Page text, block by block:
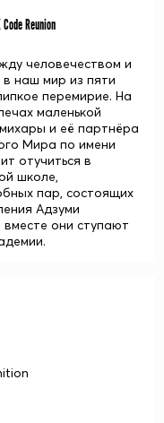
Reunion
человечеством и
наш мир из пяти
перемирие. На
маленькой
и её партнёра
Мира по имени
отучиться в
школе,
пар, состоящих
Адзуми
они ступают